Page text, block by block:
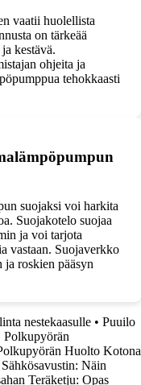
vaatii huolellista
on tärkeää
kestävä.
ohjeita ja
tehokkaasti
suojaksi voi harkita
Suojakotelo suojaa
ja voi tarjota
vastaan. Suojaverkko
ja roskien pääsyn
nestekaasulle • Puuilo
Polkupyörän
Huolto Kotona
Sähkösavustin: Näin
Teräketju: Opas